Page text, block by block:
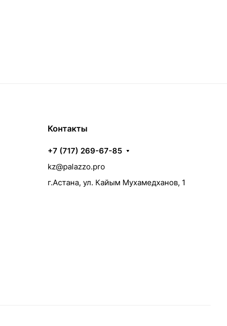
Контакты
+7 (717) 269-67-85
kz@palazzo.pro
г.Астана, ул. Кайым Мухамедханов, 1